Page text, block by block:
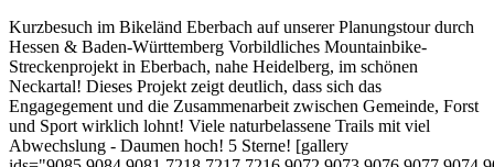
Kurzbesuch im Bikeländ Eberbach auf unserer Planungstour durch
Hessen & Baden-Württemberg Vorbildliches Mountainbike-
Streckenprojekt in Eberbach, nahe Heidelberg, im schönen
Neckartal! Dieses Projekt zeigt deutlich, dass sich das
Engagegement und die Zusammenarbeit zwischen Gemeinde, Forst
und Sport wirklich lohnt! Viele naturbelassene Trails mit viel
Abwechslung - Daumen hoch! 5 Sterne! [gallery